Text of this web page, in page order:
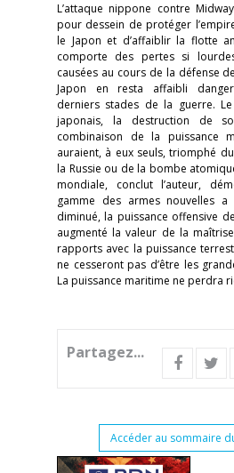
L’attaque nippone contre
pour dessein de protéger
le Japon et d’affaiblir la flotte
comporte des pertes si
causées au cours de la défense
Japon en resta affaibli
derniers stades de la guerre.
japonais, la destruction de
combinaison de la puissance
auraient, à eux seuls, triomphé
la Russie ou de la bombe
mondiale, conclut l’auteur,
gamme des armes nouvelles
diminué, la puissance offensive
augmenté la valeur de la
rapports avec la puissance
ne cesseront pas d’être les
La puissance maritime ne perdra
Partagez...
Accéder au sommaire